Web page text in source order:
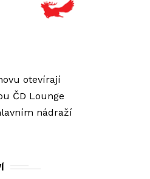
h
.
otevírají
ČD Lounge
nádraží